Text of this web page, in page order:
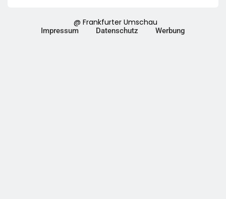
@ Frankfurter Umschau
Impressum Datenschutz Werbung